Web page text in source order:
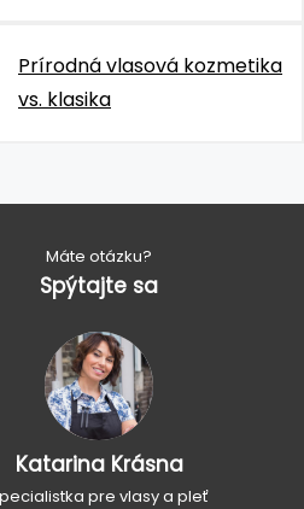
Prírodná vlasová kozmetika
vs. klasika
Máte otázku?
Spýtajte sa
Katarina Krásna
pre vlasy a pleť